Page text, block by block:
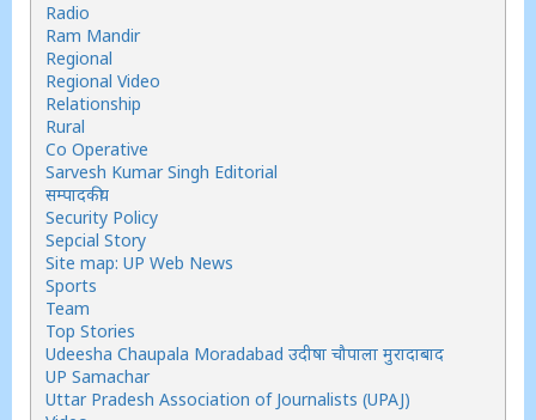
Radio
Ram Mandir
Regional
Regional Video
Relationship
Rural
Co Operative
Sarvesh Kumar Singh Editorial
सम्पादकीय
Security Policy
Sepcial Story
Site map: UP Web News
Sports
Team
Top Stories
Udeesha Chaupala Moradabad उदीषा चौपाला मुरादाबाद
UP Samachar
Uttar Pradesh Association of Journalists (UPAJ)